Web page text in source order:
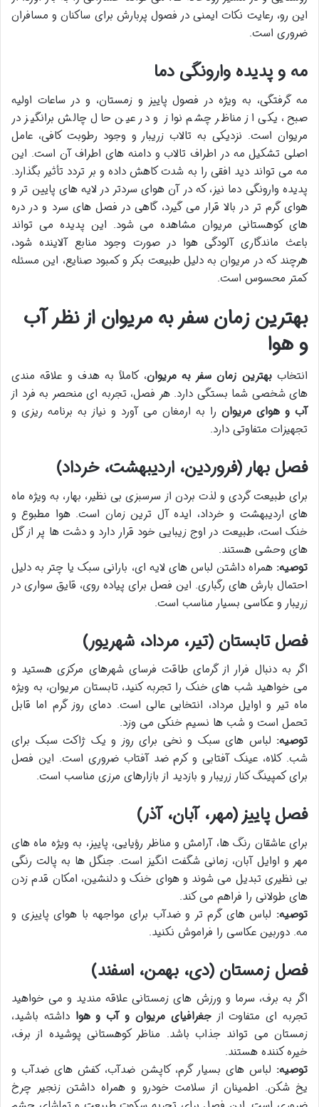
این رو، رعایت نکات ایمنی در فصول پربارش برای ساکنان و مسافران
ضروری است.
مه و پدیده وارونگی دما
مه گرفتگی، به ویژه در فصول پاییز و زمستان، و در ساعات اولیه
صبح، یکی از مناظر چشم نواز و در عین حال چالش برانگیز در
مریوان است. نزدیکی به تالاب زریبار و وجود رطوبت کافی، عامل
اصلی تشکیل مه در اطراف تالاب و دامنه های اطراف آن است. این
مه می تواند دید افقی را به شدت کاهش داده و بر تردد تأثیر بگذارد.
پدیده وارونگی دما نیز، که در آن هوای سردتر در لایه های پایین تر و
هوای گرم تر در بالا قرار می گیرد، گاهی در فصل های سرد و در دره
های کوهستانی مریوان مشاهده می شود. این پدیده می تواند
باعث ماندگاری آلودگی هوا در صورت وجود منابع آلاینده شود،
هرچند که در مریوان به دلیل طبیعت بکر و کمبود صنایع، این مسئله
کمتر محسوس است.
بهترین زمان سفر به مریوان از نظر آب
و هوا
انتخاببهترین زمان سفر به مریوان، کاملاً به هدف و علاقه مندی
های شخصی شما بستگی دارد. هر فصل، تجربه ای منحصر به فرد از
آب و هوای مریوان را به ارمغان می آورد و نیاز به برنامه ریزی و
تجهیزات متفاوتی دارد.
فصل بهار (فروردین، اردیبهشت، خرداد)
برای طبیعت گردی و لذت بردن از سرسبزی بی نظیر، بهار، به ویژه ماه
های اردیبهشت و خرداد، ایده آل ترین زمان است. هوا مطبوع و
خنک است، طبیعت در اوج زیبایی خود قرار دارد و دشت ها پر از گل
های وحشی هستند.
توصیه: همراه داشتن لباس های لایه ای، بارانی سبک یا چتر به دلیل
احتمال بارش های رگباری. این فصل برای پیاده روی، قایق سواری در
زریبار و عکاسی بسیار مناسب است.
فصل تابستان (تیر، مرداد، شهریور)
اگر به دنبال فرار از گرمای طاقت فرسای شهرهای مرکزی هستید و
می خواهید شب های خنک را تجربه کنید، تابستان مریوان، به ویژه
ماه تیر و اوایل مرداد، انتخابی عالی است. دمای روز گرم اما قابل
تحمل است و شب ها نسیم خنکی می وزد.
توصیه: لباس های سبک و نخی برای روز و یک ژاکت سبک برای
شب. کلاه، عینک آفتابی و کرم ضد آفتاب ضروری است. این فصل
برای کمپینگ کنار زریبار و بازدید از بازارهای مرزی مناسب است.
فصل پاییز (مهر، آبان، آذر)
برای عاشقان رنگ ها، آرامش و مناظر رؤیایی، پاییز، به ویژه ماه های
مهر و اوایل آبان، زمانی شگفت انگیز است. جنگل ها به پالت رنگی
بی نظیری تبدیل می شوند و هوای خنک و دلنشین، امکان قدم زدن
های طولانی را فراهم می کند.
توصیه: لباس های گرم تر و ضدآب برای مواجهه با هوای پاییزی و
مه. دوربین عکاسی را فراموش نکنید.
فصل زمستان (دی، بهمن، اسفند)
اگر به برف، سرما و ورزش های زمستانی علاقه مندید و می خواهید
تجربه ای متفاوت ازجغرافیای مریوان و آب و هوا داشته باشید،
زمستان می تواند جذاب باشد. مناظر کوهستانی پوشیده از برف،
خیره کننده هستند.
توصیه: لباس های بسیار گرم، کاپشن ضدآب، کفش های ضدآب و
یخ شکن. اطمینان از سلامت خودرو و همراه داشتن زنجیر چرخ